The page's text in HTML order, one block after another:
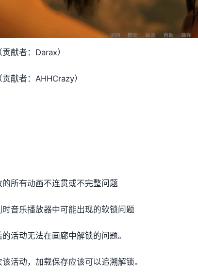
献者：Darax）
献者：AHHCrazy）
所有动画不连贯或不完整问题
音乐播放器中可能出现的软锁问题
活动无法在画廊中解锁的问题。
活动，加载保存应该可以追溯解锁。